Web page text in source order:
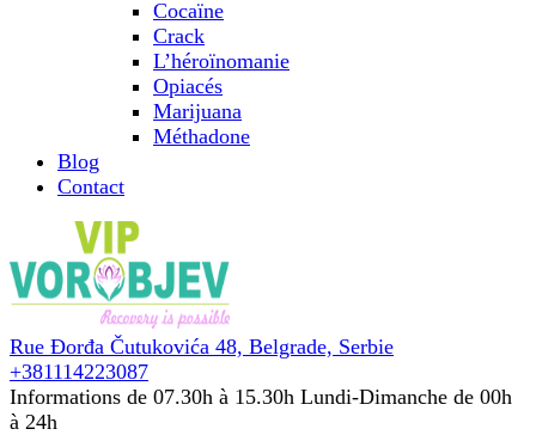
Cocaïne
Crack
L’héroïnomanie
Opiacés
Marijuana
Méthadone
Blog
Contact
Rue Đorđa Čutukovića 48, Belgrade, Serbie
+381114223087
Informations de 07.30h à 15.30h Lundi-Dimanche de 00h
à 24h